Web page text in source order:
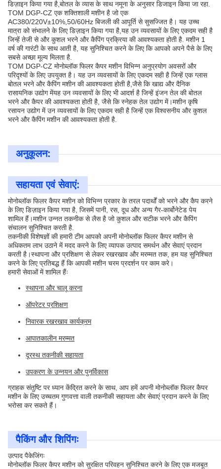
डिज़ाइन किया गया है,बोतल के व्यास के साथ नमूना के अनुसार डिजाइन किया जा रहा.
TOM DGP-CZ एक शक्तिशाली मशीन है जो एक
AC380/220V±10%,50/60Hz बिजली की आपूर्ति से सुसज्जित है। यह उच्च
मात्रा को संभालने के लिए डिज़ाइन किया गया है,यह उन व्यवसायों के लिए एकदम सही है
जिन्हें तेजी से और कुशल भरने और कैपिंग प्रक्रिया की आवश्यकता होती है. मशीन 1
वर्ष की गारंटी के साथ आती है, यह सुनिश्चित करने के लिए कि आपको अपने पैसे के लिए
सबसे अच्छा मूल्य मिलता है.
TOM DGP-CZ मोनोब्लॉक फिलर कैपर मशीन विभिन्न अनुप्रयोग अवसरों और
परिदृश्यों के लिए उपयुक्त है। यह उन व्यवसायों के लिए एकदम सही है जिन्हें एक ग्लास
बोतल भरने और कैपिंग मशीन की आवश्यकता होती है,जैसे कि खाद्य और दैनिक
रासायनिक उद्योग मेंयह उन व्यवसायों के लिए भी आदर्श है जिन्हें इंजन तेल की बोतल
भरने और कैपर की आवश्यकता होती है, जैसे कि स्नेहक तेल उद्योग में।मशीन कृषि
रसायन उद्योग में उन व्यवसायों के लिए एकदम सही है जिन्हें एक विश्वसनीय और कुशल
भरने और कैपिंग मशीन की आवश्यकता होती है.
अनुकूलन:
सहायता एवं सेवाएं:
मोनोब्लॉक फिलर कैपर मशीन को विभिन्न प्रकार के तरल पदार्थों को भरने और कैप करने
के लिए डिज़ाइन किया गया है, जिसमें पानी, रस, दूध और अन्य गैर-कार्बोनेटेड पेय
शामिल हैं।मशीन उन्नत तकनीक से लैस है जो कुशल और सटीक भरने और कैपिंग
संचालन सुनिश्चित करती है.
तकनीकी विशेषज्ञों की हमारी टीम आपको अपनी मोनोब्लॉक फिलर कैपर मशीन से
अधिकतम लाभ उठाने में मदद करने के लिए व्यापक उत्पाद समर्थन और सेवाएं प्रदान
करती है।स्थापना और प्रशिक्षण से लेकर रखरखाव और मरम्मत तक, हम यह सुनिश्चित
करने के लिए प्रतिबद्ध हैं कि आपकी मशीन चरम प्रदर्शन पर काम करे।
हमारी सेवाओं में शामिल हैंः
स्थापना और चालू करना
ऑपरेटर प्रशिक्षण
निवारक रखरखाव कार्यक्रम
आपातकालीन मरम्मत
दूरस्थ तकनीकी सहायता
उपकरण के उन्नयन और पुनर्विकास
ग्राहक संतुष्टि पर ध्यान केंद्रित करने के साथ, आप हमें अपनी मोनोब्लॉक फिलर कैपर
मशीन के लिए उच्चतम गुणवत्ता वाली तकनीकी सहायता और सेवाएं प्रदान करने के लिए
भरोसा कर सकते हैं।
पैकिंग और शिपिंगः
उत्पाद पैकेजिंगः
मोनोब्लॉक फिलर कैपर मशीन को सुरक्षित परिवहन सुनिश्चित करने के लिए एक मजबूत